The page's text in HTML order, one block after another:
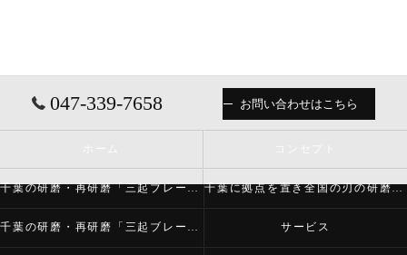
047-339-7658 お問い合わせはこちら
千葉の研磨・再研磨「三起ブレード株式会社」について 千葉に拠点を置き全国の刃の研磨・再研磨をする「三起ブレード株式会社」が必要とされる理由
千葉の研磨・再研磨「三起ブレード株式会社」の内容について サービス